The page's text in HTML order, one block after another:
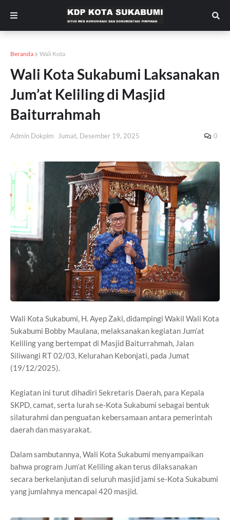
Beranda Wali Kota
Wali Kota Sukabumi Laksanakan
Jum’at Keliling di Masjid
Baiturrahmah
Admin Dokpim Jumat, Desember 19, 2025 0
Wali Kota Sukabumi, H. Ayep Zaki, didampingi Wakil Wali Kota
Sukabumi Bobby Maulana, melaksanakan kegiatan Jum’at
Keliling yang bertempat di Masjid Baiturrahmah, Jalan
Siliwangi RT 02/03, Kelurahan Kebonjati, pada Jumat
(19/12/2025).
Kegiatan ini turut dihadiri Sekretaris Daerah, para Kepala
SKPD, camat, serta lurah se-Kota Sukabumi sebagai bentuk
silaturahmi dan penguatan kebersamaan antara pemerintah
daerah dan masyarakat.
Dalam sambutannya, Wali Kota Sukabumi menyampaikan
bahwa program Jum’at Keliling akan terus dilaksanakan
secara berkelanjutan di seluruh masjid jami se-Kota Sukabumi
yang jumlahnya mencapai 420 masjid.